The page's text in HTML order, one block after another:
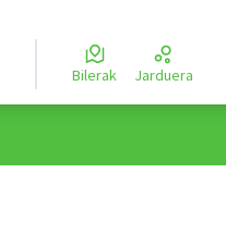
Bilerak Jarduera